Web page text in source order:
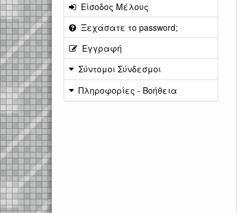
Είσοδος Μέλους
Ξεχάσατε το password;
Εγγραφή
Σύντομοι Σύνδεσμοι
Πληροφορίες - Βοήθεια